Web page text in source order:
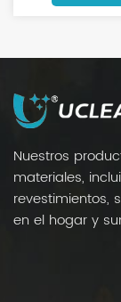
Nuestros
materiales,
revestimientos,
en el hogar y